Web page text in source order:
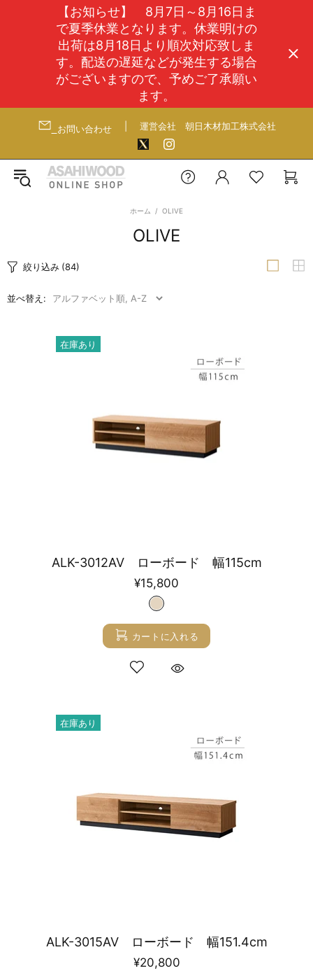
【お知らせ】 8月7日～8月16日ま
で夏季休業となります。休業明けの
出荷は8月18日より順次対応致しま
す。配送の遅延などが発生する場合
がございますので、予めご了承願い
ます。
お問い合わせ 運営会社 朝日木材加工株式会社
ホーム OLIVE
OLIVE
絞り込み (84)
並べ替え:
在庫あり
ALK-3012AV ローボード 幅115cm
¥15,800
カートに入れる
在庫あり
ALK-3015AV ローボード 幅151.4cm
¥20,800